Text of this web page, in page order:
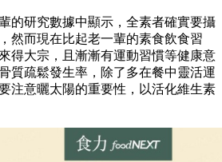
的研究數據中顯示，全素者確實要攝
然而現在比起老一輩的素食飲食習
得大宗，且漸漸有運動習慣等健康意
質疏鬆發生率，除了多在餐中靈活運
注意曬太陽的重要性，以活化維生素